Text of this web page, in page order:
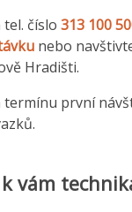
číslo 313 100
nebo
Hradišti.
termínu první
vám